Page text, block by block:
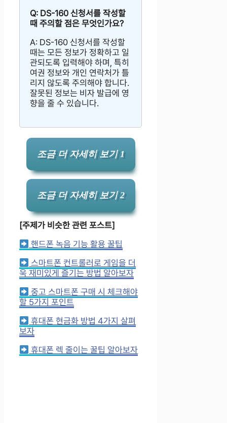
Q: DS-160 신청서를 작성할
때 주의할 점은 무엇인가요?
A: DS-160 신청서를 작성할
때는 모든 정보가 정확하고 일
관되도록 입력해야 하며, 특히
여권 정보와 개인 연락처가 틀
리지 않도록 주의해야 합니다.
잘못된 정보는 비자 발급에 영
향을 줄 수 있습니다.
조금 더 자세히 보기 1
조금 더 자세히 보기 2
[주제가 비슷한 관련 포스트]
핸드폰 녹음 기능 활용 꿀팁
스마트폰 컨트롤러로 게임을 더
욱 재미있게 즐기는 방법 알아보자
중고 스마트폰 구매 시 체크해야
할 5가지 포인트
휴대폰 현금화 방법 4가지 살펴
보자
휴대폰 렉 줄이는 꿀팁 알아보자